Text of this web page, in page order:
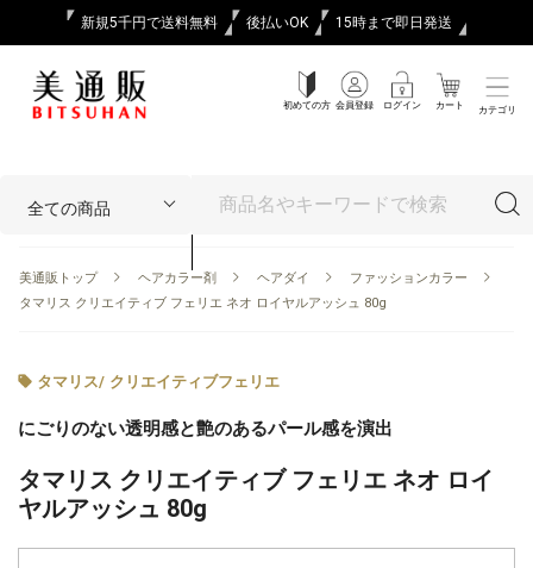
新規5千円で送料無料 後払いOK 15時まで即日発送
初めての方 会員登録 ログイン カート カテゴリ
美通販トップ ヘアカラー剤 ヘアダイ
ファッションカラー
タマリス クリエイティブ フェリエ ネオ ロイヤルアッシュ 80g
タマリス/ クリエイティブフェリエ
にごりのない透明感と艶のあるパール感を演出
タマリス クリエイティブ フェリエ ネオ ロイ
ヤルアッシュ 80g